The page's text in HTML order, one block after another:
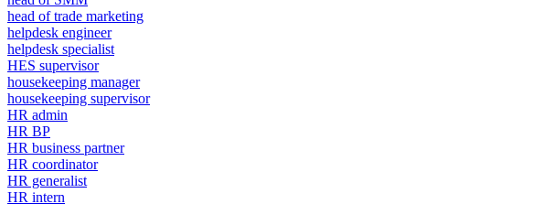
head of trade marketing
helpdesk engineer
helpdesk specialist
HES supervisor
housekeeping manager
housekeeping supervisor
HR admin
HR BP
HR business partner
HR coordinator
HR generalist
HR intern